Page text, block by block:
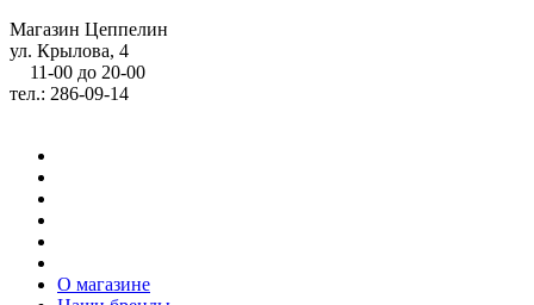
Магазин Цеппелин
ул. Крылова, 4
11-00 до 20-00
тел.: 286-09-14
О магазине